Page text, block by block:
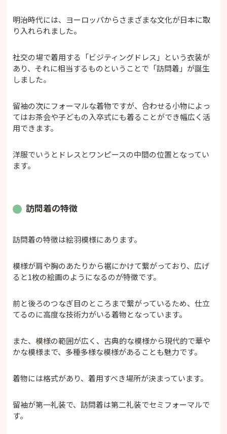
明治時代には、ヨーロッパからさまざまな文化が日本に取
り入れられました。
社交の場で着用する「ビジティングドレス」という衣装が
あり、それに相当するものということで「訪問着」が誕生
しました。
留袖の次にフォーマルな着物ですが、合わせる小物によっ
てはお茶会や子どもの入卒式にも着ることができ幅広く活
用できます。
洋服でいうとドレスとワンピースの中間の位置となってい
ます。
訪問着の特徴
訪問着の特徴は絵羽模様にあります。
模様が肩や胸のあたりから裾にかけて繋がっており、広げ
ると1枚の絵画のようになるのが特徴です。
前と後ろのつなぎ目のところまで繋がっているため、仕立
てるのに高度な技術力がいる着物となっています。
また、模様の範囲が広く、古典的な模様から現代的で華や
かな模様まで、多種多様な模様があることも魅力です。
着物には格式があり、着用すべき場所が決まっています。
留袖が第一礼装で、訪問着は第二礼装でセミフォーマルで
す。